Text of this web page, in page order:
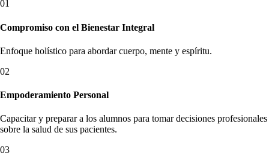
01
Compromiso con el Bienestar Integral
Enfoque holístico para abordar cuerpo, mente y espíritu.
02
Empoderamiento Personal
Capacitar y preparar a los alumnos para tomar decisiones profesionales
sobre la salud de sus pacientes.
03